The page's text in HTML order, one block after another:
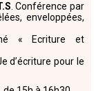
. Conférence par
enveloppées,
« Ecriture et
d’écriture pour le